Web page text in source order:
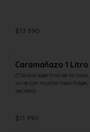
$13.990
Caramañazo 1 Litro
(Clásico aperitivo de la
sirve con mucho hielo frape,
secreto)
$11.990